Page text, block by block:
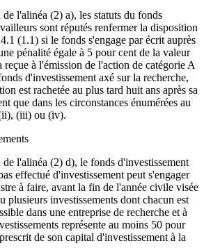
l'alinéa (2) a), les statuts du fonds
sont réputés renfermer la disposition
(1.1) si le fonds s'engage par écrit auprès
pénalité égale à 5 pour cent de la valeur
à l'émission de l'action de catégorie A
d'investissement axé sur la recherche,
est rachetée au plus tard huit ans après sa
que dans les circonstances énumérées au
(iii) ou (iv).
l'alinéa (2) d), le fonds d'investissement
effectué d'investissement peut s'engager
à faire, avant la fin de l'année civile visée
plusieurs investissements dont chacun est
dans une entreprise de recherche et à
représente au moins 50 pour
de son capital d'investissement à la